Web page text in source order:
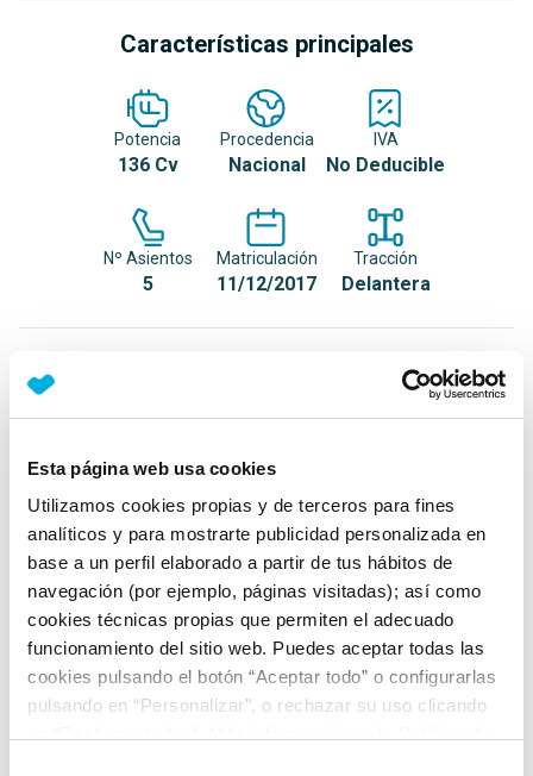
Esta página web usa cookies
Utilizamos cookies propias y de terceros para fines
analíticos y para mostrarte publicidad personalizada en
base a un perfil elaborado a partir de tus hábitos de
navegación (por ejemplo, páginas visitadas); así como
cookies técnicas propias que permiten el adecuado
funcionamiento del sitio web. Puedes aceptar todas las
cookies pulsando el botón “Aceptar todo” o configurarlas
pulsando en “Personalizar”, o rechazar su uso clicando
Características principales
Potencia
136 Cv
Procedencia
Nacional
IVA
No Deducible
Nº Asientos
5
Matriculación
11/12/2017
Tracción
Delantera
Detalles destacados
Integración de smartphone vía Apple CarPlay y
Android Auto
Iluminación ambiental en techo delante y detrás
Luz diurna LED
+ Ver todos
Ficha técnica